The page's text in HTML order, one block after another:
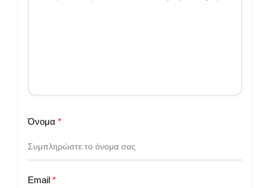
Όνομα *
Email *